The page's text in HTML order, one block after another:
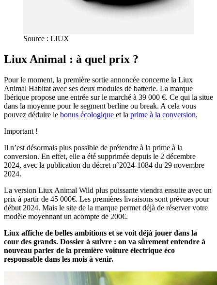
Source : LIUX
Liux Animal : à quel prix ?
Pour le moment, la première sortie annoncée concerne la Liux
Animal Habitat avec ses deux modules de batterie. La marque
Ibérique propose une entrée sur le marché à 39 000 €. Ce qui la situe
dans la moyenne pour le segment berline ou break. A cela vous
pouvez déduire le bonus écologique et la prime à la conversion.
Important !
Il n’est désormais plus possible de prétendre à la prime à la
conversion. En effet, elle a été supprimée depuis le 2 décembre
2024, avec la publication du décret n°2024-1084 du 29 novembre
2024.
La version Liux Animal Wild plus puissante viendra ensuite avec un
prix à partir de 45 000€. Les premières livraisons sont prévues pour
début 2024. Mais le site de la marque permet déjà de réserver votre
modèle moyennant un acompte de 200€.
Liux affiche de belles ambitions et se voit déjà jouer dans la
cour des grands. Dossier à suivre : on va sûrement entendre à
nouveau parler de la première voiture électrique éco
responsable dans les mois à venir.